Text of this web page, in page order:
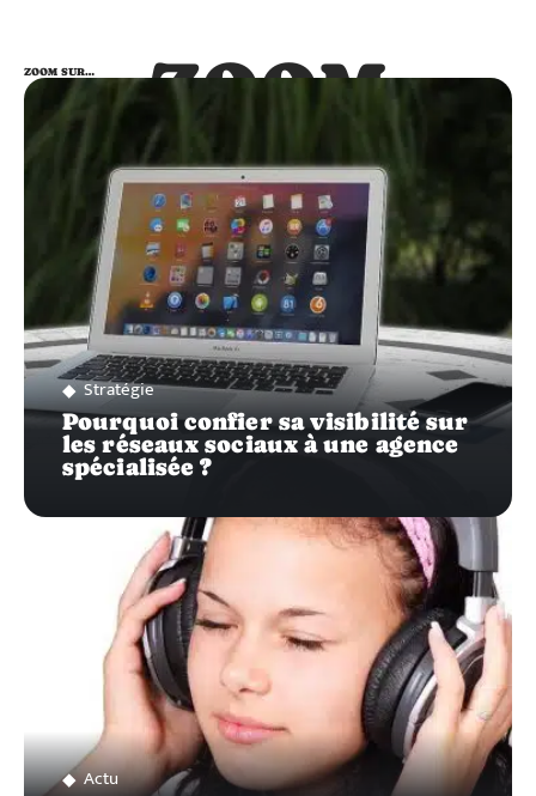
ZOOM
SUR…
ZOOM SUR…
Stratégie
Pourquoi confier sa visibilité sur
les réseaux sociaux à une agence
spécialisée ?
Actu